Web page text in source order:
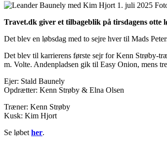
Travet.dk giver et tilbageblik på tirsdagens
Det blev en løbsdag med to sejre hver til Mads
Det blev til karrierens første sejr for Kenn Strøby-
m. Volte. Andenpladsen gik til Easy Onion, mens
Ejer: Stald Baunely
Opdrætter: Kenn Strøby & Elna Olsen
Træner: Kenn Strøby
Kusk: Kim Hjort
Se løbet her.